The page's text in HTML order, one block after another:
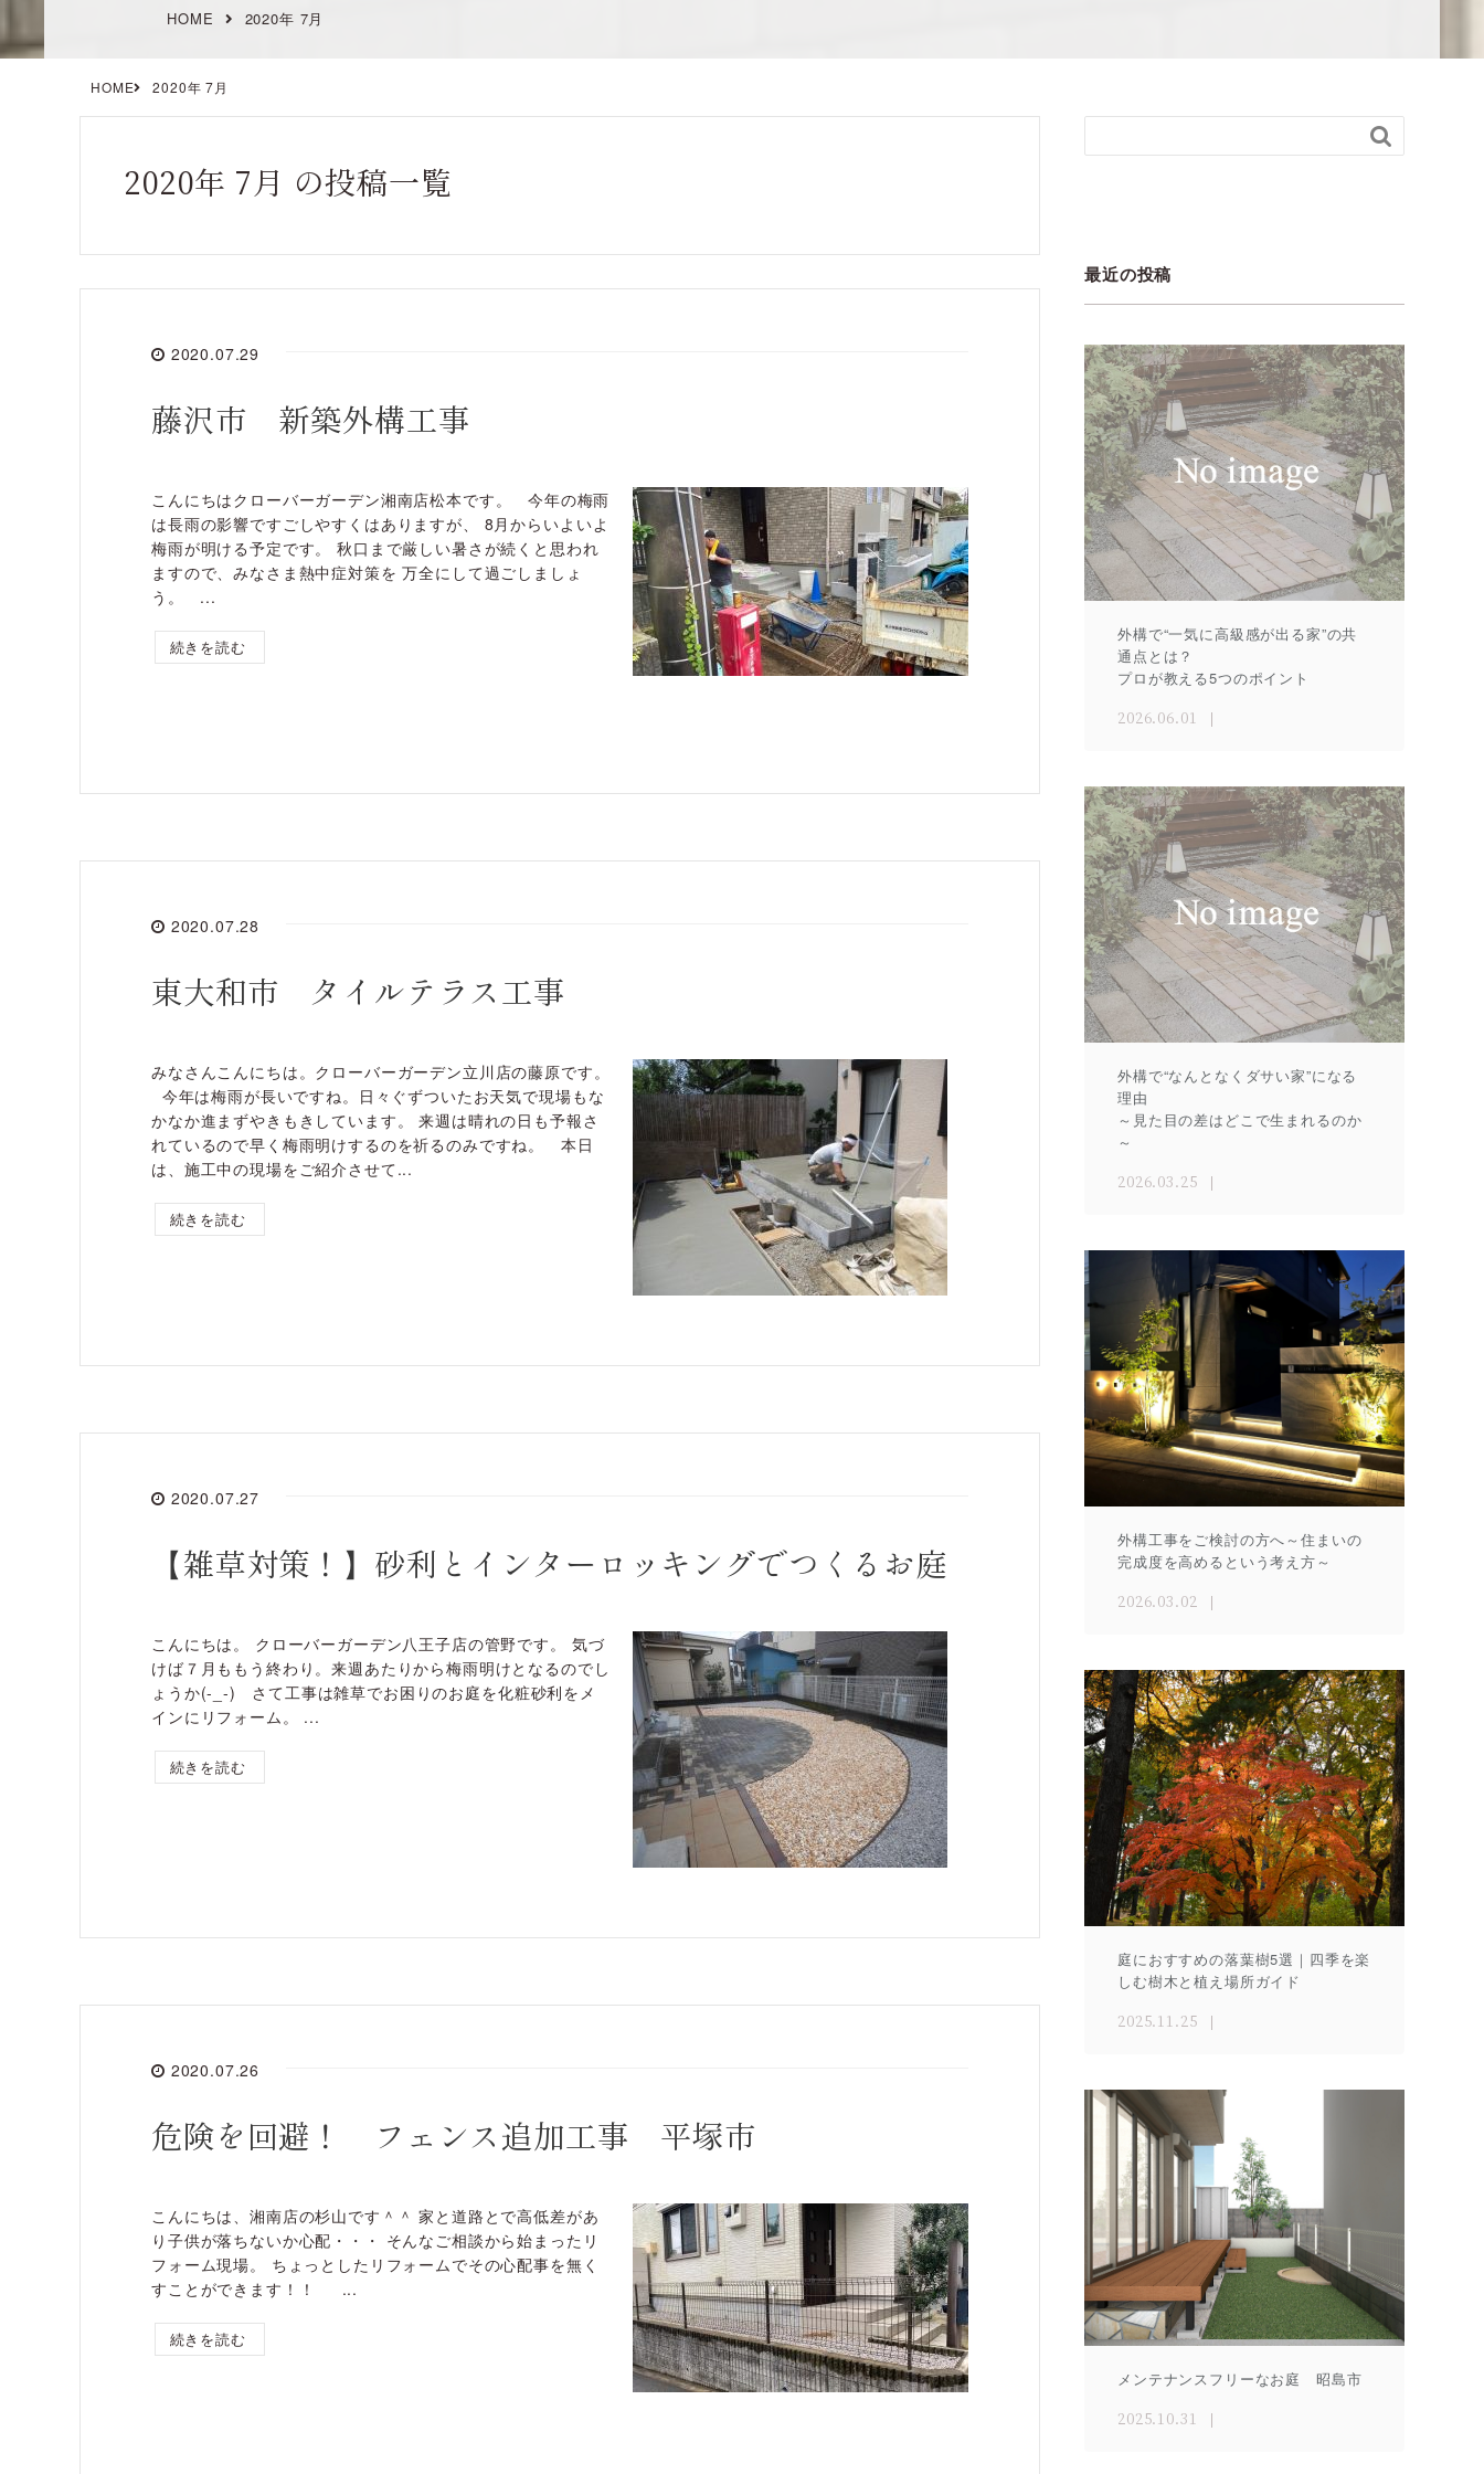
HOME 2020年 7月
HOME 2020年 7月
2020年 7月 の投稿一覧
2020.07.29
藤沢市 新築外構工事
こんにちはクローバーガーデン湘南店松本です。 今年の梅雨
は長雨の影響ですごしやすくはありますが、 8月からいよいよ
梅雨が明ける予定です。 秋口まで厳しい暑さが続くと思われ
ますので、みなさま熱中症対策を 万全にして過ごしましょ
う。 ...
続きを読む
2020.07.28
東大和市 タイルテラス工事
みなさんこんにちは。クローバーガーデン立川店の藤原です。
今年は梅雨が長いですね。日々ぐずついたお天気で現場もな
かなか進まずやきもきしています。 来週は晴れの日も予報さ
れているので早く梅雨明けするのを祈るのみですね。 本日
は、施工中の現場をご紹介させて...
続きを読む
2020.07.27
【雑草対策！】砂利とインターロッキングでつくるお庭
こんにちは。 クローバーガーデン八王子店の管野です。 気づ
けば７月ももう終わり。来週あたりから梅雨明けとなるのでし
ょうか(-_-) さて工事は雑草でお困りのお庭を化粧砂利をメ
インにリフォーム。 ...
続きを読む
2020.07.26
危険を回避！ フェンス追加工事 平塚市
こんにちは、湘南店の杉山です＾＾ 家と道路とで高低差があ
り子供が落ちないか心配・・・ そんなご相談から始まったリ
フォーム現場。 ちょっとしたリフォームでその心配事を無く
すことができます！！ ...
続きを読む

最近の投稿
外構で“一気に高級感が出る家”の共
通点とは？
プロが教える5つのポイント
2026.06.01
外構で“なんとなくダサい家”になる
理由
～見た目の差はどこで生まれるのか
～
2026.03.25
外構工事をご検討の方へ～住まいの
完成度を高めるという考え方～
2026.03.02
庭におすすめの落葉樹5選｜四季を楽
しむ樹木と植え場所ガイド
2025.11.25
メンテナンスフリーなお庭 昭島市
2025.10.31